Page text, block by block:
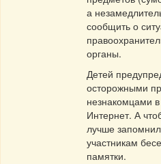
а
сообщить о
органы.
Детей
осторожными
незнакомцами в
Интернет. А
лучше
участникам
памятки.